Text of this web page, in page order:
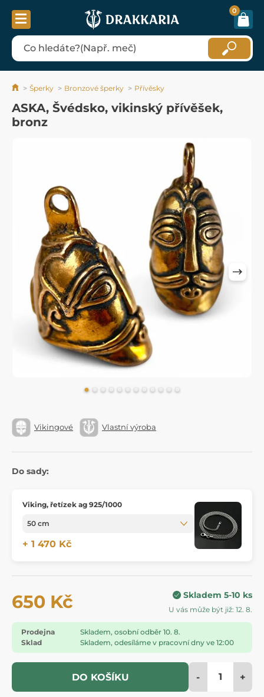
0
Šperky Bronzové šperky Přívěsky
ASKA, Švédsko, vikinský přívěšek,
bronz
Vikingové Vlastní výroba
Do sady:
Viking, řetízek ag 925/1000
+ 1 470 Kč
650 Kč Skladem 5-10 ks
U vás může být již: 12. 8.
Prodejna
Skladem, osobní odběr 10. 8.
Sklad
Skladem, odesíláme v pracovní dny ve 12:00
DO KOŠÍKU - +